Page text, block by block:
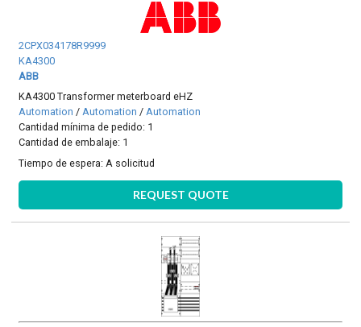
2CPX034178R9999
KA4300
ABB
KA4300 Transformer meterboard eHZ
Automation /Automation /Automation
Cantidad mínima de pedido: 1
Cantidad de embalaje: 1
Tiempo de espera: A solicitud
REQUEST QUOTE